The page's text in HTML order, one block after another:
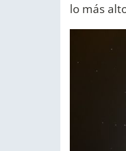
lo más